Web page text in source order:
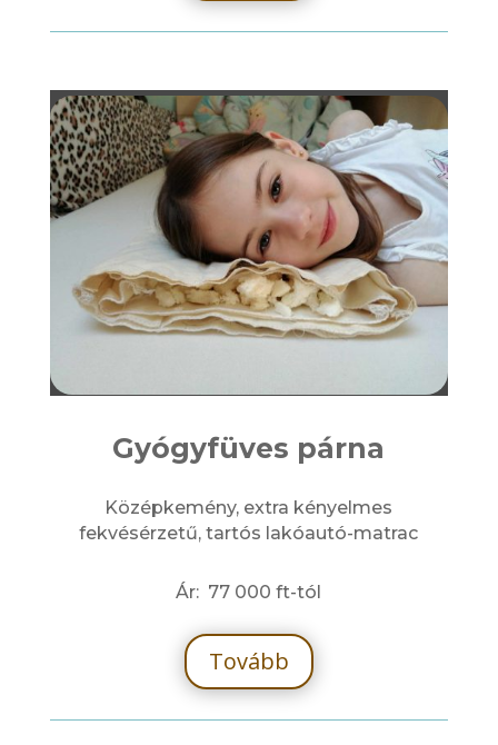
Gyógyfüves párna
Középkemény, extra kényelmes
fekvésérzetű, tartós lakóautó-matrac
Ár: 77 000 ft-tól
Tovább